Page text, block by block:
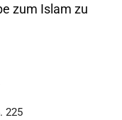
zum Islam zu
225